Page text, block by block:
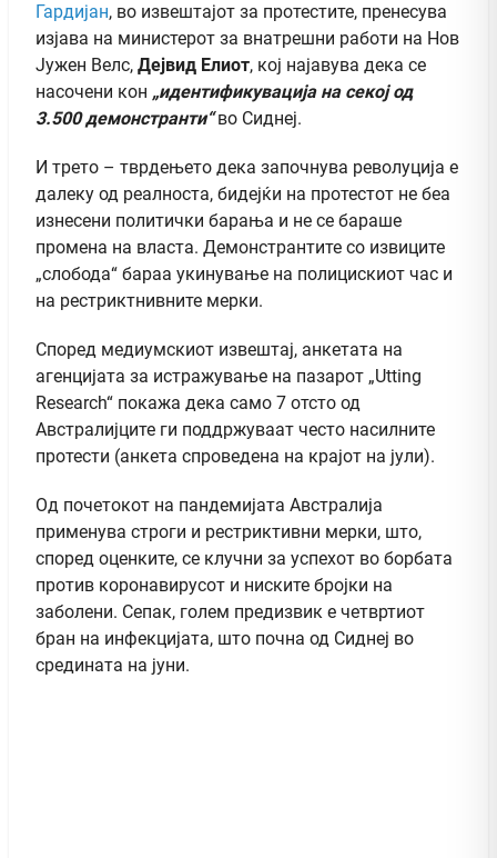
Гардијан, во извештајот за протестите, пренесува
изјава на министерот за внатрешни работи на Нов
Јужен Велс, Дејвид Елиот, кој најавува дека се
насочени кон „идентификувација на секој од
3.500 демонстранти“во Сиднеј.
И трето – тврдењето дека започнува револуција е
далеку од реалноста, бидејќи на протестот не беа
изнесени политички барања и не се бараше
промена на власта. Демонстрантите со извиците
„слобода“ бараа укинување на полицискиот час и
на рестриктнивните мерки.
Според медиумскиот извештај, анкетата на
агенцијата за истражување на пазарот „Utting
Research“ покажа дека само 7 отсто од
Австралијците ги поддржуваат често насилните
протести (анкета спроведена на крајот на јули).
Од почетокот на пандемијата Австралија
применува строги и рестриктивни мерки, што,
според оценките, се клучни за успехот во борбата
против коронавирусот и ниските бројки на
заболени. Сепак, голем предизвик е четвртиот
бран на инфекцијата, што почна од Сиднеј во
средината на јуни.